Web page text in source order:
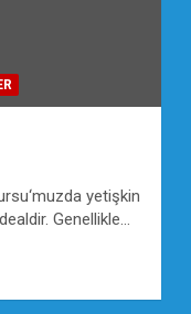
yetişkin
Genellikle…